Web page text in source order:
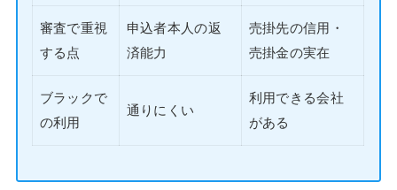
審査で重視
する点
申込者本人の返
済能力
売掛先の信用・
売掛金の実在
ブラックで
の利用
通りにくい
利用できる会社
がある